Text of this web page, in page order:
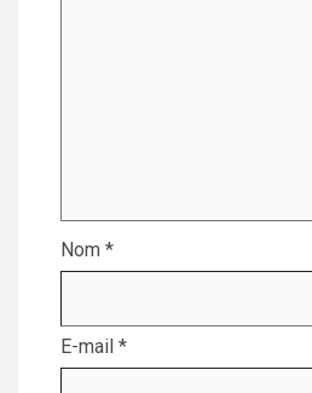
Nom *
E-mail *